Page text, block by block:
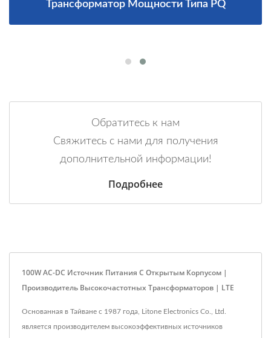
Трансформатор Мощности Типа PQ
Обратитесь к нам
Свяжитесь с нами для получения
дополнительной информации!
Подробнее
100W AC-DC Источник Питания С Открытым Корпусом |
Производитель Высокочастотных Трансформаторов | LTE
Основанная в Тайване с 1987 года, Litone Electronics Co., Ltd.
является производителем высокоэффективных источников